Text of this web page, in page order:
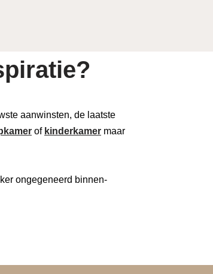
aanwinsten, de laatste
of kinderkamer maar
ongegeneerd binnen-